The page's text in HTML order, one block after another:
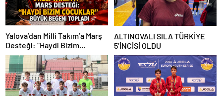
Yalova’dan Milli Takım’a Marş
Desteği: “Haydi Bizim
Çocuklar” Büyük Beğeni
Topladı
ALTINOVALI SILA TÜRKİYE
5’İNCİSİ OLDU